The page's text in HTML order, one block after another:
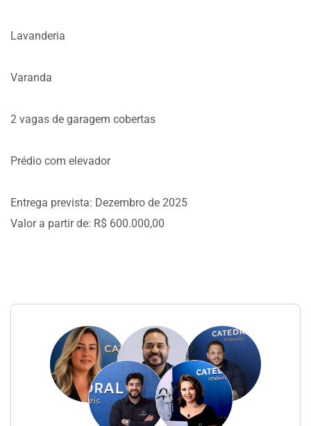
Lavanderia
Varanda
2 vagas de garagem cobertas
Prédio com elevador
Entrega prevista: Dezembro de 2025
Valor a partir de: R$ 600.000,00